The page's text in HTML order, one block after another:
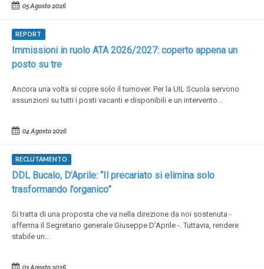
05 Agosto 2026
REPORT
Immissioni in ruolo ATA 2026/2027: coperto appena un
posto su tre
Ancora una volta si copre solo il turnover. Per la UIL Scuola servono
assunzioni su tutti i posti vacanti e disponibili e un intervento...
04 Agosto 2026
RECLUTAMENTO
DDL Bucalo, D’Aprile: “Il precariato si elimina solo
trasformando l’organico”
Si tratta di una proposta che va nella direzione da noi sostenuta -
afferma il Segretario generale Giuseppe D’Aprile -. Tuttavia, rendere
stabile un...
03 Agosto 2026